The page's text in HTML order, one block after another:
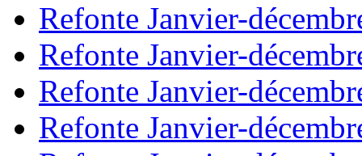
Refonte Janvier-
Refonte Janvier-
Refonte Janvier-
Refonte Janvier-